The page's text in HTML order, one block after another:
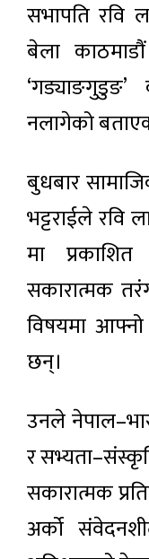
सभापति रवि
बेला
नलागेको
बुधबार
भट्टराईले रवि
मा
सकारात्मक
विषयमा
छन्।
उनले
र
सकारात्मक
अर्को